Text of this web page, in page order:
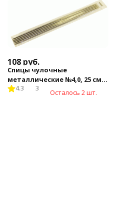
108 руб.
Спицы чулочные
металлические №4,0, 25 см,
5 шт.
4.3 3 Осталось 2 шт.